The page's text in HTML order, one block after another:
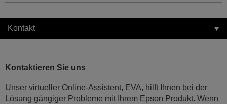
Kontakt
Kontaktieren Sie uns
Unser virtueller Online-Assistent, EVA, hilft Ihnen bei der
Lösung gängiger Probleme mit Ihrem Epson Produkt. Wenn